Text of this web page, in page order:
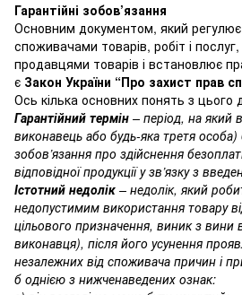
Гарантійні зобов’язання
Основним документом, який
споживачами товарів, робіт і
продавцями товарів і встановлює
є Закон України “Про захист прав
Ось кілька основних понять з цього
Гарантійний термін – період, на який
виконавець або будь-яка третя особа)
зобов’язання про здійснення
відповідної продукції у зв’язку з
Істотний недолік – недолік, який
недопустимим використання товару
цільового призначення, виник з
виконавця), після його усунення
незалежних від споживача причин і
б однією з нижченаведених ознак: